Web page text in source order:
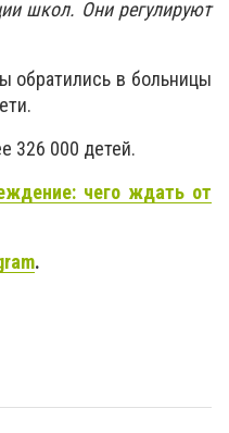
школ. Они регулируют
обратились в больницы
326 000 детей.
чего ждать от
.